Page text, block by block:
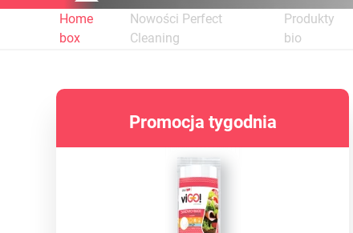
Home
box
Nowości Perfect
Cleaning
Produkty
bio
Promocja tygodnia